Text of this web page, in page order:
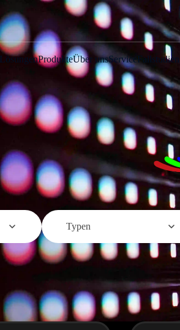
LösungenProdukteÜber unsServiceFallstudien
Typen